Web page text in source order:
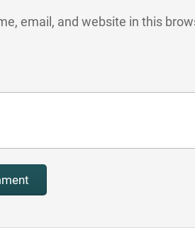
email, and website in this